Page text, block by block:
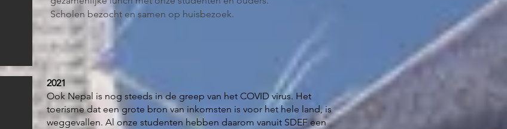
Scholen bezocht en samen op huisbezoek.
2021
Ook Nepal is nog steeds in de greep van het COVID virus. Het
toerisme dat een grote bron van inkomsten is voor het hele land, is
weggevallen. Al onze studenten hebben daarom vanuit SDEF een